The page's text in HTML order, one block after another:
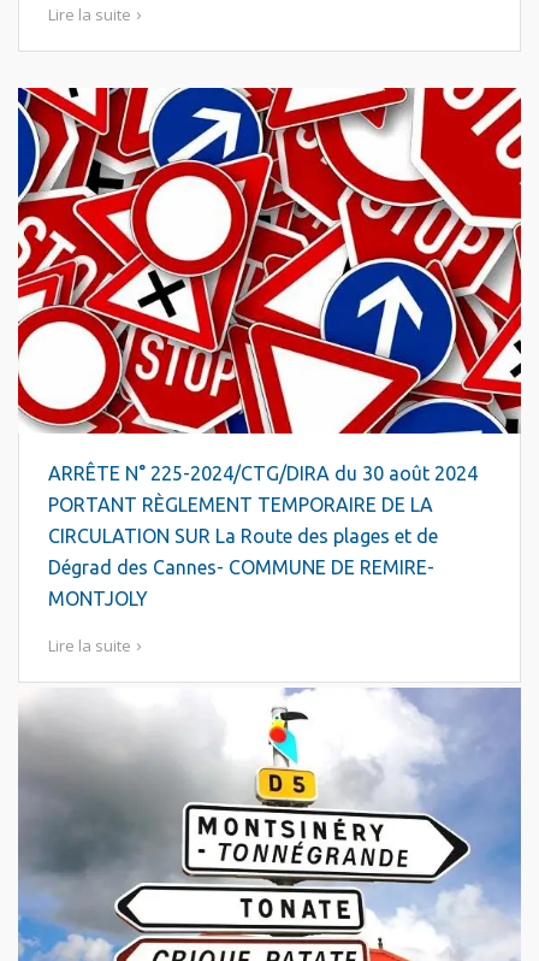
Lire la suite
ARRÊTE N° 225-2024/CTG/DIRA du 30 août 2024
PORTANT RÈGLEMENT TEMPORAIRE DE LA
CIRCULATION SUR La Route des plages et de
Dégrad des Cannes- COMMUNE DE REMIRE-
MONTJOLY
Lire la suite